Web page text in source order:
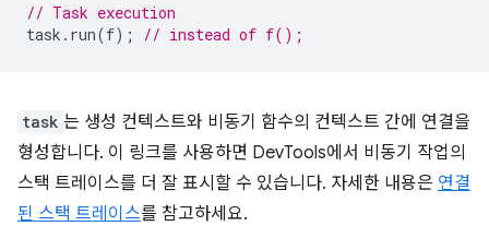
// Task execution
task . run(f); // instead of f();
task 는 생성 컨텍스트와 비동기 함수의 컨텍스트 간에 연결을
형성합니다. 이 링크를 사용하면 DevTools에서 비동기 작업의
스택 트레이스를 더 잘 표시할 수 있습니다. 자세한 내용은 연결
된 스택 트레이스를 참고하세요.